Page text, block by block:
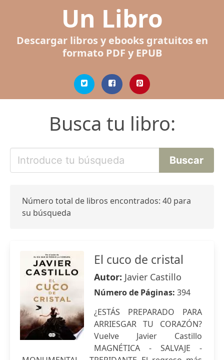
Un Libro
Descargar libros y ebooks gratuitos en
formato PDF y EPUB
Busca tu libro:
Número total de libros encontrados: 40 para
su búsqueda
El cuco de cristal
Autor: Javier Castillo
Número de Páginas: 394
¿ESTÁS PREPARADO PARA
ARRIESGAR TU CORAZÓN?
Vuelve Javier Castillo
MAGNÉTICA - SALVAJE -